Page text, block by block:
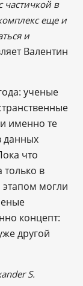
частичкой в
еще и
и
Валентин
ученые
именно те
данных
что
только в
могли
концепт:
другой
S.